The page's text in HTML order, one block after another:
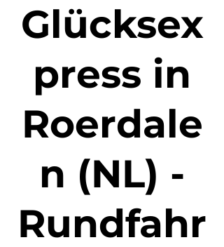
Glücksex
press in
Roerdale
n (NL) -
Rundfahr